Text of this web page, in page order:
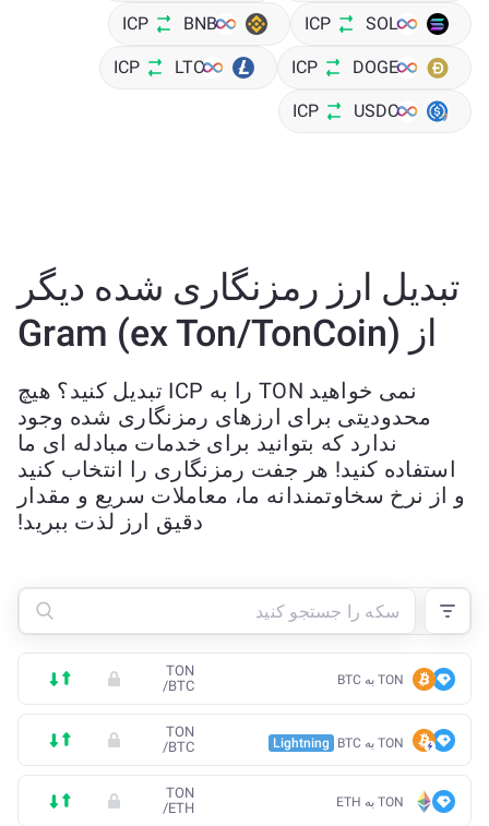
SOL
ICP
BNB
ICP
DOGE
ICP
LTC
ICP
USDC
ICP
تبدیل ارز رمزنگاری شده دیگر
از Gram (ex Ton/TonCoin)
نمی خواهید TON را به ICP تبدیل کنید؟ هیچ
محدودیتی برای ارزهای رمزنگاری شده وجود
ندارد که بتوانید برای خدمات مبادله ای ما
استفاده کنید! هر جفت رمزنگاری را انتخاب کنید
و از نرخ سخاوتمندانه ما، معاملات سریع و مقدار
دقیق ارز لذت ببرید!
TON به BTC
TON
/BTC
TON به BTC Lightning
TON
/BTC
TON به ETH
TON
/ETH